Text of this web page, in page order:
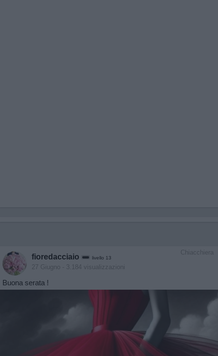
Chiacchiera
fioredacciaio livello 13
27 Giugno - 3.184 visualizzazioni
Buona serata !